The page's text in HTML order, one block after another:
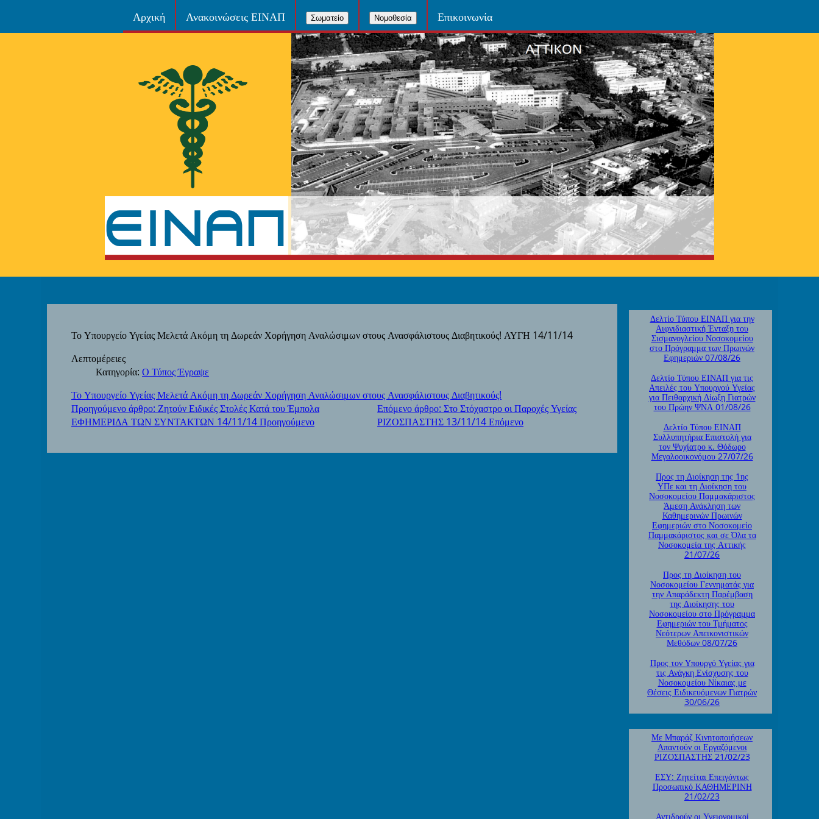
Αρχική Ανακοινώσεις ΕΙΝΑΠ Σωματείο Νομοθεσία Επικοινωνία
Το Υπουργείο Υγείας Μελετά Ακόμη τη Δωρεάν Χορήγηση Αναλώσιμων στους Ανασφάλιστους Διαβητικούς! ΑΥΓΗ 14/11/14
Λεπτομέρειες
Κατηγορία: Ο Τύπος Έγραψε
Το Υπουργείο Υγείας Μελετά Ακόμη τη Δωρεάν Χορήγηση Αναλώσιμων στους Ανασφάλιστους Διαβητικούς!
Προηγούμενο άρθρο: Ζητούν Ειδικές Στολές Κατά του Έμπολα
ΕΦΗΜΕΡΙΔΑ ΤΩΝ ΣΥΝΤΑΚΤΩΝ 14/11/14Προηγούμενο
Επόμενο άρθρο: Στο Στόχαστρο οι Παροχές Υγείας
ΡΙΖΟΣΠΑΣΤΗΣ 13/11/14Επόμενο
Δελτίο Τύπου ΕΙΝΑΠ για την
Αιφνιδιαστική Ένταξη του
Σισμανογλείου Νοσοκομείου
στο Πρόγραμμα των Πρωινών
Εφημεριών 07/08/26
Δελτίο Τύπου ΕΙΝΑΠ για τις
Απειλές του Υπουργού Υγείας
για Πειθαρχική Δίωξη Γιατρών
του Πρώην ΨΝΑ 01/08/26
Δελτίο Τύπου ΕΙΝΑΠ
Συλλυπητήρια Επιστολή για
τον Ψυχίατρο κ. Θόδωρο
Μεγαλοοικονόμου 27/07/26
Προς τη Διοίκηση της 1ης
ΥΠε και τη Διοίκηση του
Νοσοκομείου Παμμακάριστος
Άμεση Ανάκληση των
Καθημερινών Πρωινών
Εφημεριών στο Νοσοκομείο
Παμμακάριστος και σε Όλα τα
Νοσοκομεία της Αττικής
21/07/26
Προς τη Διοίκηση του
Νοσοκομείου Γεννηματάς για
την Απαράδεκτη Παρέμβαση
της Διοίκησης του
Νοσοκομείου στο Πρόγραμμα
Εφημεριών του Τμήματος
Νεότερων Απεικονιστικών
Μεθόδων 08/07/26
Προς τον Υπουργό Υγείας για
τις Ανάγκη Ενίσχυσης του
Νοσοκομείου Νίκαιας με
Θέσεις Ειδικευόμενων Γιατρών
30/06/26
Με Μπαράζ Κινητοποιήσεων
Απαντούν οι Εργαζόμενοι
ΡΙΖΟΣΠΑΣΤΗΣ 21/02/23
ΕΣΥ: Ζητείται Επειγόντως
Προσωπικό ΚΑΘΗΜΕΡΙΝΗ
21/02/23
Αντιδρούν οι Υγειονομικοί